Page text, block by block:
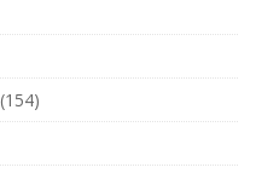
(154)